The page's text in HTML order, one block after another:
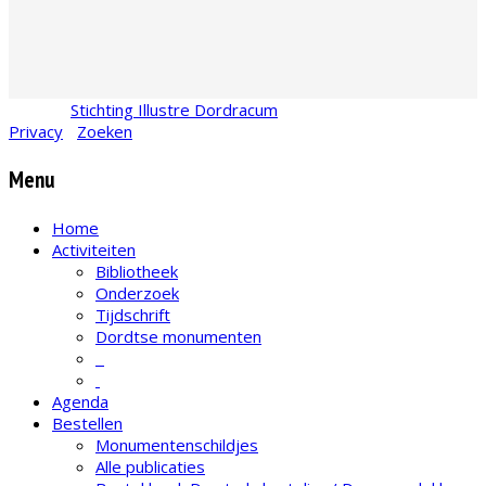
Stichting Illustre Dordracum
Privacy
Zoeken
Menu
Home
Activiteiten
Bibliotheek
Onderzoek
Tijdschrift
Dordtse monumenten
Agenda
Bestellen
Monumentenschildjes
Alle publicaties